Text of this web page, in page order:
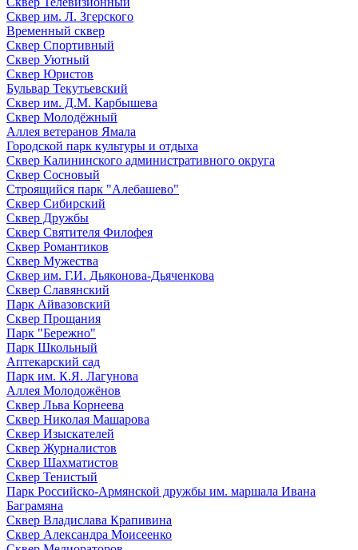
Сквер им. Л. Згерского
Временный сквер
Сквер Спортивный
Сквер Уютный
Сквер Юристов
Бульвар Текутьевский
Сквер им. Д.М. Карбышева
Сквер Молодёжный
Аллея ветеранов Ямала
Городской парк культуры и отдыха
Сквер Калининского административного округа
Сквер Сосновый
Строящийся парк "Алебашево"
Сквер Сибирский
Сквер Дружбы
Сквер Святителя Филофея
Сквер Романтиков
Сквер Мужества
Сквер им. Г.И. Дьяконова-Дьяченкова
Сквер Славянский
Парк Айвазовский
Сквер Прощания
Парк "Бережно"
Парк Школьный
Аптекарский сад
Парк им. К.Я. Лагунова
Аллея Молодожёнов
Сквер Льва Корнеева
Сквер Николая Машарова
Сквер Изыскателей
Сквер Журналистов
Сквер Шахматистов
Сквер Тенистый
Парк Российско-Армянской дружбы им. маршала Ивана
Баграмяна
Сквер Владислава Крапивина
Сквер Александра Моисеенко